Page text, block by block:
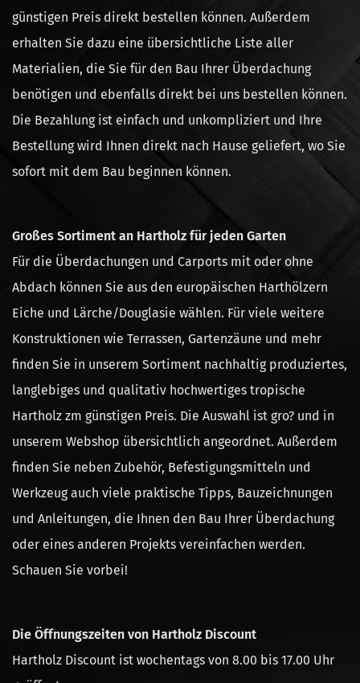
günstigen Preis direkt bestellen können. Außerdem
erhalten Sie dazu eine übersichtliche Liste aller
Materialien, die Sie für den Bau Ihrer Überdachung
benötigen und ebenfalls direkt bei uns bestellen können.
Die Bezahlung ist einfach und unkompliziert und Ihre
Bestellung wird Ihnen direkt nach Hause geliefert, wo Sie
sofort mit dem Bau beginnen können.
Großes Sortiment an Hartholz für jeden Garten
Für die Überdachungen und Carports mit oder ohne
Abdach können Sie aus den europäischen Harthölzern
Eiche und Lärche/Douglasie wählen. Für viele weitere
Konstruktionen wie Terrassen, Gartenzäune und mehr
finden Sie in unserem Sortiment nachhaltig produziertes,
langlebiges und qualitativ hochwertiges tropische
Hartholz zm günstigen Preis. Die Auswahl ist gro? und in
unserem Webshop übersichtlich angeordnet. Außerdem
finden Sie neben Zubehör, Befestigungsmitteln und
Werkzeug auch viele praktische Tipps, Bauzeichnungen
und Anleitungen, die Ihnen den Bau Ihrer Überdachung
oder eines anderen Projekts vereinfachen werden.
Schauen Sie vorbei!
Die Öffnungszeiten von Hartholz Discount
Hartholz Discount ist wochentags von 8.00 bis 17.00 Uhr